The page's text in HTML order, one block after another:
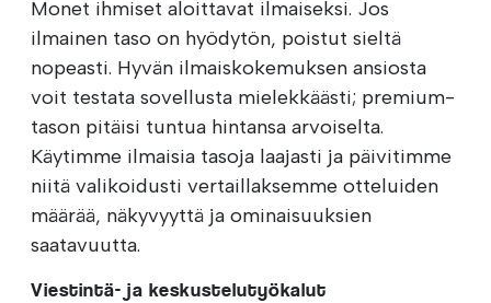
Monet ihmiset aloittavat ilmaiseksi. Jos
ilmainen taso on hyödytön, poistut sieltä
nopeasti. Hyvän ilmaiskokemuksen ansiosta
voit testata sovellusta mielekkäästi; premium-
tason pitäisi tuntua hintansa arvoiselta.
Käytimme ilmaisia tasoja laajasti ja päivitimme
niitä valikoidusti vertaillaksemme otteluiden
määrää, näkyvyyttä ja ominaisuuksien
saatavuutta.
Viestintä- ja keskustelutyökalut